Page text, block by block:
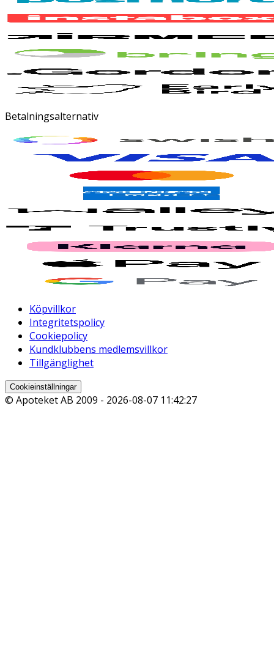
Betalningsalternativ
Köpvillkor
Integritetspolicy
Cookiepolicy
Kundklubbens medlemsvillkor
Tillgänglighet
Cookieinställningar
© Apoteket AB 2009 - 2026-08-07 11:42:27